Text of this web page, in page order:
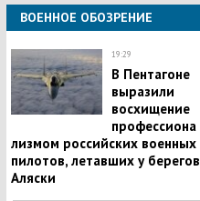
ВОЕННОЕ ОБОЗРЕНИЕ
19:29
В Пентагоне
выразили
восхищение
профессиона
лизмом российских военных
пилотов, летавших у берегов
Аляски